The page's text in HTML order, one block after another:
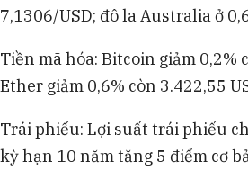
7,1306/USD; đô la Australia ở
Tiền mã hóa: Bitcoin giảm 0,2%
Ether giảm 0,6% còn 3.422,55
Trái phiếu: Lợi suất trái phiếu
kỳ hạn 10 năm tăng 5 điểm cơ